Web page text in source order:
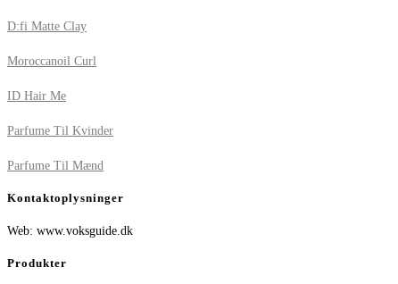
D:fi Matte Clay
Moroccanoil Curl
ID Hair Me
Parfume Til Kvinder
Parfume Til Mænd
Kontaktoplysninger
Web: www.voksguide.dk
Produkter